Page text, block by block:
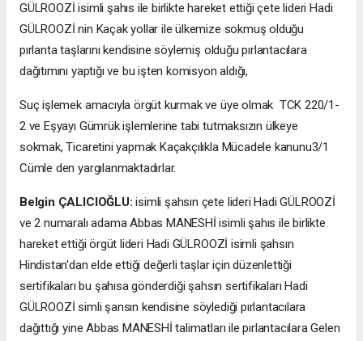
GÜLROOZİ isimli şahıs ile birlikte hareket ettiği çete lideri Hadi
GÜLROOZİ nin Kaçak yollar ile ülkemize sokmuş olduğu
pırlanta taşlarını kendisine söylemiş olduğu pırlantacılara
dağıtımını yaptığı ve bu işten komisyon aldığı,
Suç işlemek amacıyla örgüt kurmak ve üye olmak TCK 220/1-
2 ve Eşyayı Gümrük işlemlerine tabi tutmaksızın ülkeye
sokmak, Ticaretini yapmak Kaçakçılıkla Mücadele kanunu3/1
Cümle den yargılanmaktadırlar.
Belgin ÇALICIOĞLU: isimli şahsın çete lideri Hadi GÜLROOZİ
ve 2 numaralı adama Abbas MANESHİ isimli şahıs ile birlikte
hareket ettiği örgüt lideri Hadi GÜLROOZİ isimli şahsın
Hindistan'dan elde ettiği değerli taşlar için düzenlettiği
sertifikaları bu şahısa gönderdiği şahsın sertifikaları Hadi
GÜLROOZİ simli şansın kendisine söylediği pırlantacılara
dağıttığı yine Abbas MANESHİ talimatları ile pırlantacılara Gelen